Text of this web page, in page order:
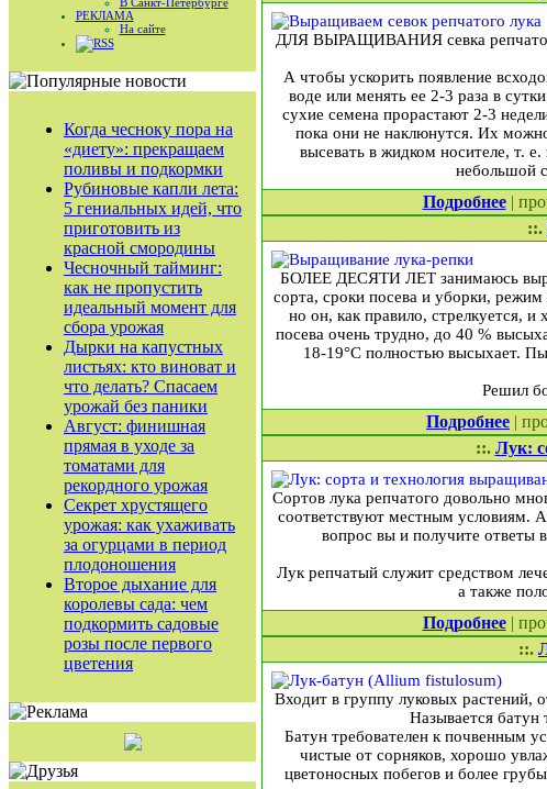
РЕКЛАМА
На сайте
RSS
Когда чесноку пора на
«диету»: прекращаем
поливы и подкормки
Рубиновые капли лета:
5 гениальных идей, что
приготовить из
красной смородины
Чесночный тайминг:
как не пропустить
идеальный момент для
сбора урожая
Дырки на капустных
листьях: кто виноват и
что делать? Спасаем
урожай без паники
Август: финишная
прямая в уходе за
томатами для
рекордного урожая
Секрет хрустящего
урожая: как ухаживать
за огурцами в период
плодоношения
Второе дыхание для
королевы сада: чем
подкормить садовые
розы после первого
цветения
ДЛЯ ВЫРАЩИВАНИЯ севка репчатого
А чтобы ускорить появление
воде или менять ее 2-3 раза в
сухие семена прорастают 2-3
пока они не наклюнутся. Их
высевать в жидком носителе, т.
небольшой
Подробнее|
::.
БОЛЕЕ ДЕСЯТИ ЛЕТ занимаюсь
сорта, сроки посева и уборки,
но он, как правило, стрелкуется,
посева очень трудно, до 40 %
18-19°С полностью высыхает.
Решил
Подробнее |
::. Лук:
Сортов лука репчатого довольно
соответствуют местным условиям.
вопрос вы и получите ответы
Лук репчатый служит средством
а также
Подробнее|
::.
Входит в группу луковых растений,
Называется батун
Батун требователен к почвенным
чистые от сорняков, хорошо
цветоносных побегов и более